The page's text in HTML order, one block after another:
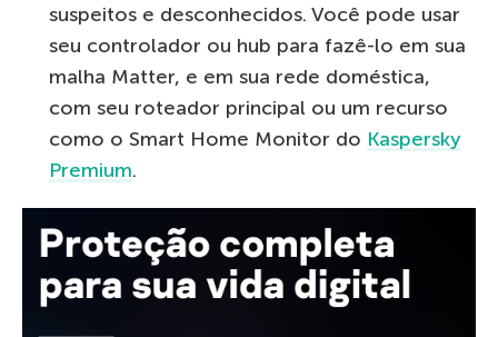
suspeitos e desconhecidos. Você pode usar
seu controlador ou hub para fazê-lo em sua
malha Matter, e em sua rede doméstica,
com seu roteador principal ou um recurso
como o Smart Home Monitor do Kaspersky
Premium.